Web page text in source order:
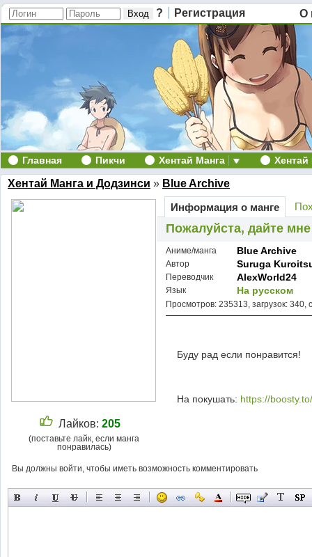
? Регистрация О
Главная Пикчи Хентай Манга
Хентай Манга и Додзинси » Blue Archive
Лайков: 205
(поставьте лайк, если манга
понравилась)
Информация о манге
Пожалуйста, дайте
Аниме/манга Blue Archive
Автор Suruga
Переводчик AlexWorld24
Язык На русском
Просмотров: 235313, загрузок: 340,
Буду рад если понравится!
На покушать: https://
Вы должны войти, чтобы иметь возможность комментировать